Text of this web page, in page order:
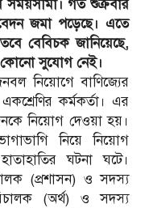
গত শুক্রবার
জমা পড়েছে। এতে
বেবিচক জানিয়েছে,
কোনো সুযোগ নেই।
নিয়োগে বাণিজ্যের
কর্মকর্তা। এর
নিয়োগ দেওয়া হয়।
নিয়ে নিয়োগ
ঘটনা ঘটে।
(প্রশাসন) ও সদস্য
(অর্থ) ও সদস্য